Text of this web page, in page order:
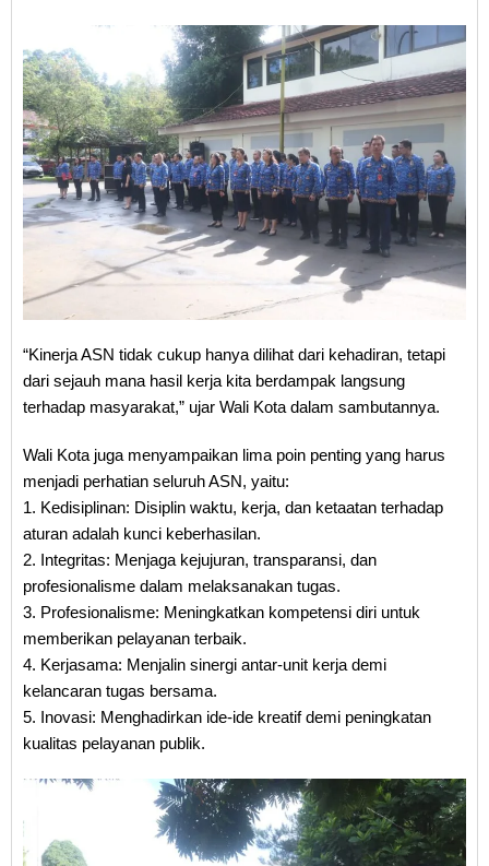
“Kinerja ASN tidak cukup hanya dilihat dari kehadiran, tetapi
dari sejauh mana hasil kerja kita berdampak langsung
terhadap masyarakat,” ujar Wali Kota dalam sambutannya.
Wali Kota juga menyampaikan lima poin penting yang harus
menjadi perhatian seluruh ASN, yaitu:
1. Kedisiplinan: Disiplin waktu, kerja, dan ketaatan terhadap
aturan adalah kunci keberhasilan.
2. Integritas: Menjaga kejujuran, transparansi, dan
profesionalisme dalam melaksanakan tugas.
3. Profesionalisme: Meningkatkan kompetensi diri untuk
memberikan pelayanan terbaik.
4. Kerjasama: Menjalin sinergi antar-unit kerja demi
kelancaran tugas bersama.
5. Inovasi: Menghadirkan ide-ide kreatif demi peningkatan
kualitas pelayanan publik.